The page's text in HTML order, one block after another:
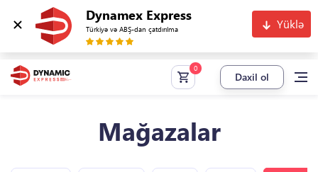
Dynamex Express
Türkiyə və ABŞ-dan çatdırılma Yüklə
Daxil ol
Mağazalar